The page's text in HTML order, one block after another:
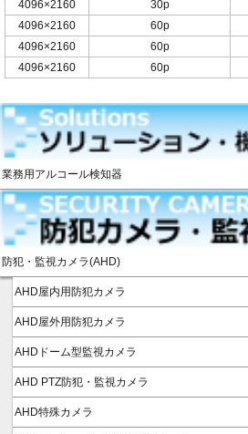
4096×2160
30p
4096×2160
60p
4096×2160
60p
4096×2160
60p
業務用アルコール検知器
防犯・監視カメラ(AHD)
AHD屋内用防犯カメラ
AHD屋外用防犯カメラ
AHDドーム型監視カメラ
AHD PTZ防犯・監視カメラ
AHD特殊カメラ